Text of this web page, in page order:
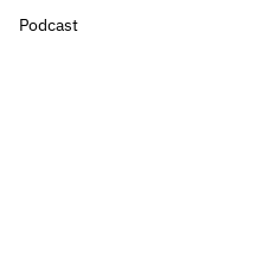
Podcast